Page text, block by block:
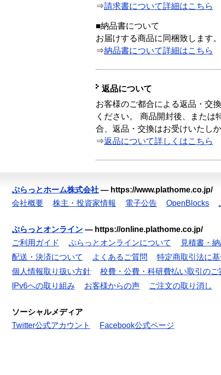
⇒請求書について詳細はこちら
■納品書について
お届けする商品に同梱致します。
⇒納品書について詳細はこちら
返品について
お客様のご都合による返品・交
ください。 商品開封後、または
合、返品・交換はお受けいたし
⇒返品について詳しくはこちら
ぷらっとホーム株式会社 — https://www.plathome.co.jp/
会社概要
株主・投資家情報 電子公告 OpenBlocks
ぷらっとオンライン — https://online.plathome.co.jp/
ご利用ガイド
ぷらっとオンラインについて
見積書・
配送・決済について
よくあるご質問
特定商取引法に
個人情報取り扱い方針
校費・公費・科研費払い取引のご
IPv6への取り組み
お客様からの声 ご注文の取り消し
ソーシャルメディア
Twitter公式アカウント
Facebook公式ページ